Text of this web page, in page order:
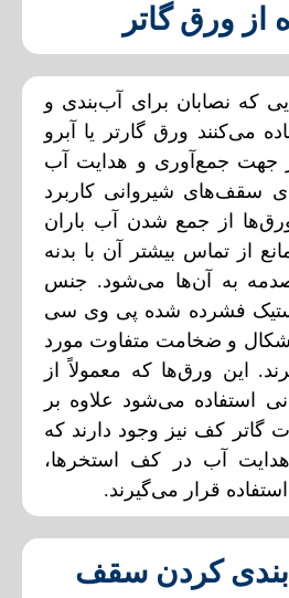
از ورق گاتر
که نصابان برای آب‌بندی و
می‌کنند ورق گارتر یا آبرو
جهت جمع‌آوری و هدایت آب
سقف‌های شیروانی کاربرد
ورق‌ها از جمع شدن آب باران
از تماس بیشتر آن با بدنه
صدمه به آن‌ها می‌شود. جنس
فشرده شده پی وی سی
اشکال و ضخامت متفاوت مورد
این ورق‌ها که معمولاً از
استفاده می‌شود علاوه بر
گاتر کف نیز وجود دارند که
آب در کف استخر‌ها،
قرار می‌گیرند.
کردن سقف